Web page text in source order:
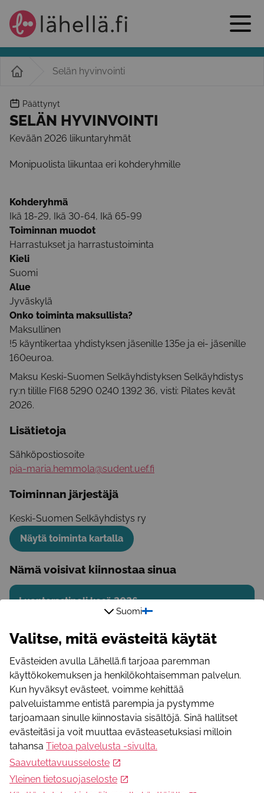
Selän hyvinvointi
Päättynyt
SELÄN HYVINVOINTI
Kevään 2026 liikuntaryhmät
Monipuolista liikuntaa eri kohderyhmille
Kohderyhmä
Ikä 18-29, Ikä 30-64, Ikä 65-99
Toiminnan muodot
Harrastukset ja harrastustoiminta
Kieli
Suomi
Alue
Jyväskylä
Onko toiminta maksullista?
Maksullinen
!5 käyntikertaa yhdistyksen jäsenille 135e ja ei- jäsenille
160euroa.
Maksu Keski-Suomen Selkäyhdistyksen Selkäyhdistys
ry:n tilille FI68 5290 0240 1392 36, visti: Pilates kevät
2026.
Lisätietoja
Sähköpostiosoite
pia-maria.hemmola@sudent.uef.fi
Toiminnan järjestäjä
Keski-Suomen Selkäyhdistys ry
Näytä toiminta kartalla
Nämä voisivat kiinnostaa sinua
Luontorastipeli kesä 2026
MLL Tikkurilan yhdistyksen suosittu luontorastipeli kesälle
vuotiaille ja 10 vuotta täyttäneille.
Harrastukset ja vapaa-aika
Uimaharju: Urheilu- ja pelileiri (alakouluikäisille)
Uimaharjun urheilu- ja pelileirillä liikutaan ja pelaillaan
monipuolisesti. Leirin kruunaa laavuretki ja
makkaranpaisto.
Suomi
Valitse, mitä evästeitä käytät
Evästeiden avulla Lähellä.fi tarjoaa paremman
käyttökokemuksen ja henkilökohtaisemman palvelun.
Kun hyväksyt evästeet, voimme kehittää
palveluistamme entistä parempia ja pystymme
tarjoamaan sinulle kiinnostavia sisältöjä. Sinä hallitset
evästeitäsi ja voit muuttaa evästeasetuksiasi milloin
tahansa Tietoa palvelusta -sivulta.
Saavutettavuusseloste
Yleinen tietosuojaseloste